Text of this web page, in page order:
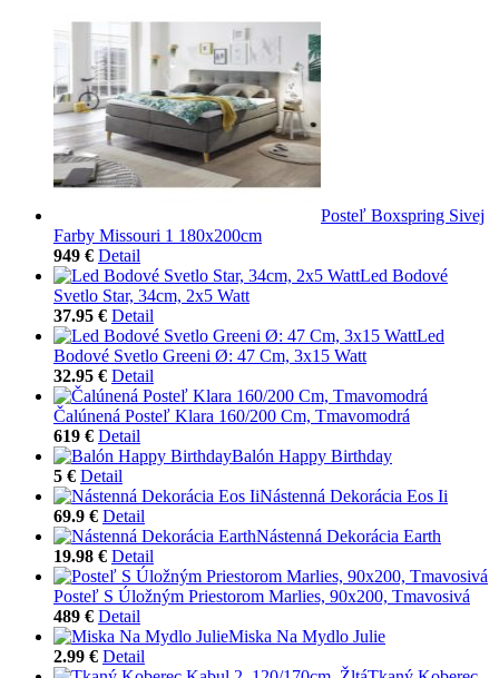
Posteľ Boxspring Sivej
Farby Missouri 1 180x200cm
949 € Detail
Led Bodové
Svetlo Star, 34cm, 2x5 Watt
37.95 € Detail
Led
Bodové Svetlo Greeni Ø: 47 Cm, 3x15 Watt
32.95 € Detail
Čalúnená Posteľ Klara 160/200 Cm, Tmavomodrá
619 € Detail
Balón Happy Birthday
5 € Detail
Nástenná Dekorácia Eos Ii
69.9 € Detail
Nástenná Dekorácia Earth
19.98 € Detail
Posteľ S Úložným Priestorom Marlies, 90x200, Tmavosivá
489 € Detail
Miska Na Mydlo Julie
2.99 € Detail